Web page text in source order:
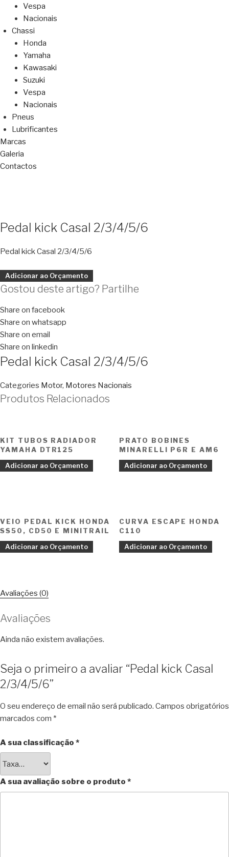
Vespa
Nacionais
Chassi
Honda
Yamaha
Kawasaki
Suzuki
Vespa
Nacionais
Pneus
Lubrificantes
Marcas
Galeria
Contactos
Pedal kick Casal 2/3/4/5/6
Pedal kick Casal 2/3/4/5/6
Adicionar ao Orçamento
Gostou deste artigo? Partilhe
Share on facebook
Share on whatsapp
Share on email
Share on linkedin
Pedal kick Casal 2/3/4/5/6
Categories Motor, Motores Nacionais
Produtos Relacionados
KIT TUBOS RADIADOR
YAMAHA DTR125
Adicionar ao Orçamento
PRATO BOBINES
MINARELLI P6R E AM6
Adicionar ao Orçamento
VEIO PEDAL KICK HONDA
SS50, CD50 E MINITRAIL
Adicionar ao Orçamento
CURVA ESCAPE HONDA
C110
Adicionar ao Orçamento
Avaliações (0)
Avaliações
Ainda não existem avaliações.
Seja o primeiro a avaliar “Pedal kick Casal
2/3/4/5/6”
O seu endereço de email não será publicado. Campos obrigatórios
marcados com *
A sua classificação *
A sua avaliação sobre o produto *